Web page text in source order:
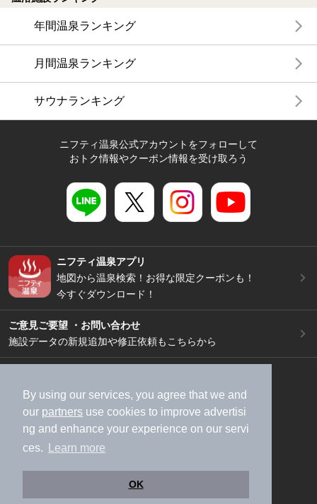
By using our services, you agree that we and
our partners use cookies to improve advertisi
ng and enhance your experience on our servi
ces.
Learn more
OK
年間温泉ランキング
月間温泉ランキング
サウナランキング
ニフティ温泉公式アカウントをフォローして
おトク情報やクーポン情報を受け取ろう
ニフティ温泉アプリ
地図から温泉検索！お得な限定クーポンも！
今すぐダウンロード！
ご意見ご要望 ・お問い合わせ
施設データの新規追加や修正依頼もこちらから
加盟店募集（資料請求）
広告出稿のご案内
利用規約
ライフスタイルMEMBERS+規約
特定商取引法に基づく表記
ヘルプ
採用情報
運営会社